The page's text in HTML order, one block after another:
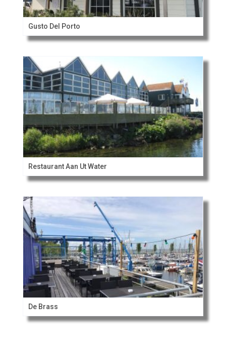
Gusto Del Porto
Restaurant Aan Ut Water
De Brass